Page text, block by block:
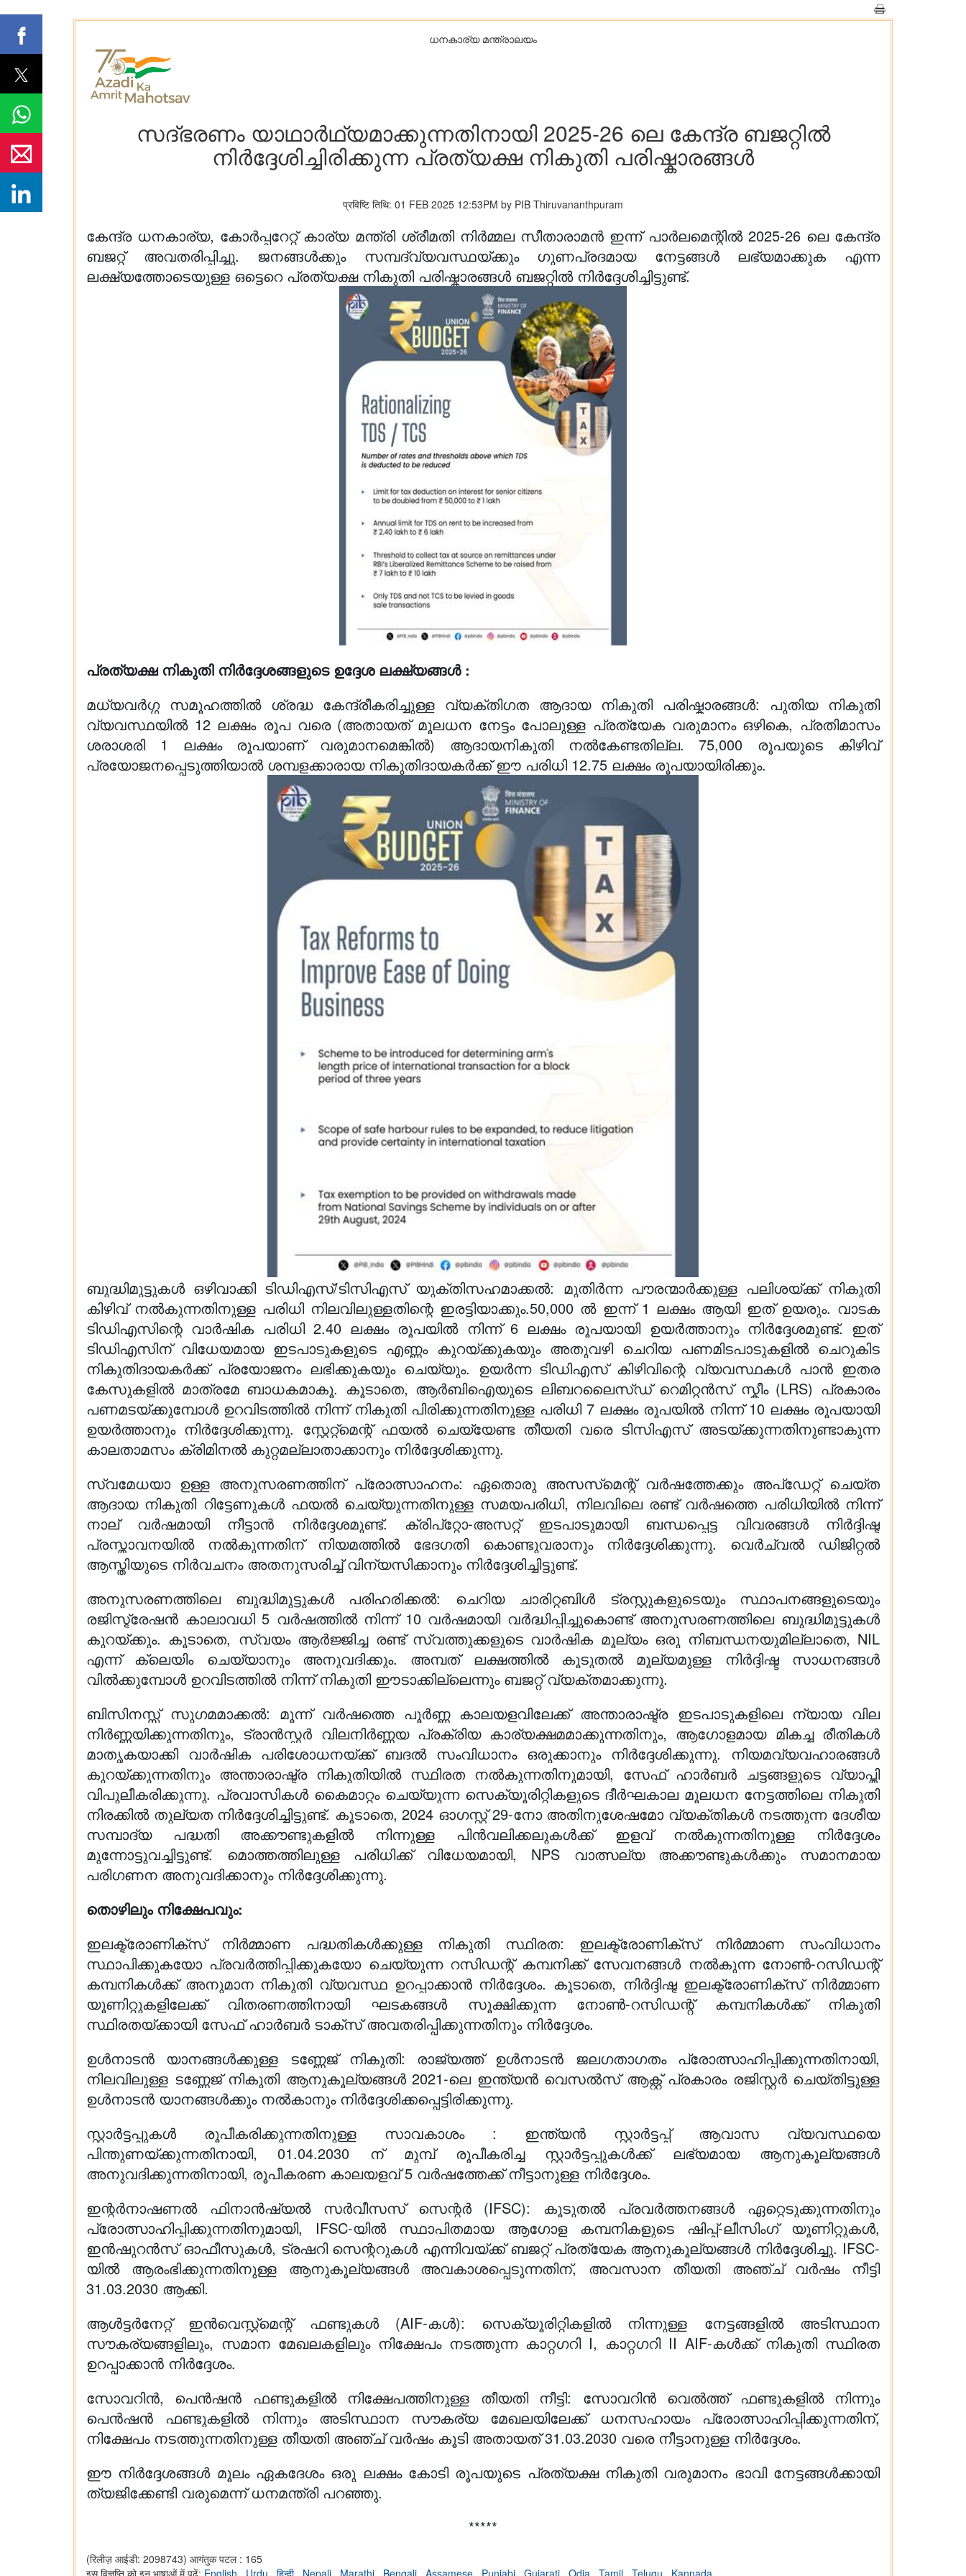
ധനകാര്യ മന്ത്രാലയം
സദ്ഭരണം യാഥാർഥ്യമാക്കുന്നതിനായി 2025-26 ലെ കേന്ദ്ര ബജറ്റിൽ
നിർദ്ദേശിച്ചിരിക്കുന്ന പ്രത്യക്ഷ നികുതി പരിഷ്കാരങ്ങൾ
प्रविष्टि तिथि: 01 FEB 2025 12:53PM by PIB Thiruvananthpuram
കേന്ദ്ര ധനകാര്യ, കോർപ്പറേറ്റ് കാര്യ മന്ത്രി ശ്രീമതി നിർമ്മല സീതാരാമൻ ഇന്ന് പാർലമെന്റിൽ 2025-26 ലെ കേന്ദ്ര
ബജറ്റ് അവതരിപ്പിച്ചു. ജനങ്ങൾക്കും സമ്പദ്‌വ്യവസ്ഥയ്ക്കും ഗുണപ്രദമായ നേട്ടങ്ങൾ ലഭ്യമാക്കുക എന്ന
ലക്ഷ്യത്തോടെയുള്ള ഒട്ടെറെ പ്രത്യക്ഷ നികുതി പരിഷ്കാരങ്ങൾ ബജറ്റിൽ നിർദ്ദേശിച്ചിട്ടുണ്ട്.
പ്രത്യക്ഷ നികുതി നിർദ്ദേശങ്ങളുടെ ഉദ്ദേശ ലക്ഷ്യങ്ങൾ :
മധ്യവർഗ്ഗ സമൂഹത്തിൽ ശ്രദ്ധ കേന്ദ്രീകരിച്ചുള്ള വ്യക്തിഗത ആദായ നികുതി പരിഷ്കാരങ്ങൾ: പുതിയ നികുതി
വ്യവസ്ഥയിൽ 12 ലക്ഷം രൂപ വരെ (അതായത് മൂലധന നേട്ടം പോലുള്ള പ്രത്യേക വരുമാനം ഒഴികെ, പ്രതിമാസം
ശരാശരി 1 ലക്ഷം രൂപയാണ് വരുമാനമെങ്കിൽ) ആദായനികുതി നൽകേണ്ടതില്ല. 75,000 രൂപയുടെ കിഴിവ്
പ്രയോജനപ്പെടുത്തിയാൽ ശമ്പളക്കാരായ നികുതിദായകർക്ക് ഈ പരിധി 12.75 ലക്ഷം രൂപയായിരിക്കും.
ബുദ്ധിമുട്ടുകൾ ഒഴിവാക്കി ടിഡിഎസ്/ടിസിഎസ് യുക്തിസഹമാക്കൽ: മുതിർന്ന പൗരന്മാർക്കുള്ള പലിശയ്ക്ക് നികുതി
കിഴിവ് നൽകുന്നതിനുള്ള പരിധി നിലവിലുള്ളതിന്റെ ഇരട്ടിയാക്കും.50,000 ൽ ഇന്ന് 1 ലക്ഷം ആയി ഇത് ഉയരും. വാടക
ടിഡിഎസിന്റെ വാർഷിക പരിധി 2.40 ലക്ഷം രൂപയിൽ നിന്ന് 6 ലക്ഷം രൂപയായി ഉയർത്താനും നിർദ്ദേശമുണ്ട്. ഇത്
ടിഡിഎസിന് വിധേയമായ ഇടപാടുകളുടെ എണ്ണം കുറയ്ക്കുകയും അതുവഴി ചെറിയ പണമിടപാടുകളിൽ ചെറുകിട
നികുതിദായകർക്ക് പ്രയോജനം ലഭിക്കുകയും ചെയ്യും. ഉയർന്ന ടിഡിഎസ് കിഴിവിന്റെ വ്യവസ്ഥകൾ പാൻ ഇതര
കേസുകളിൽ മാത്രമേ ബാധകമാകൂ. കൂടാതെ, ആർ‌ബി‌ഐയുടെ ലിബറലൈസ്ഡ് റെമിറ്റൻസ് സ്കീം (LRS) പ്രകാരം
പണമടയ്ക്കുമ്പോൾ ഉറവിടത്തിൽ നിന്ന് നികുതി പിരിക്കുന്നതിനുള്ള പരിധി 7 ലക്ഷം രൂപയിൽ നിന്ന് 10 ലക്ഷം രൂപയായി
ഉയർത്താനും നിർദ്ദേശിക്കുന്നു. സ്റ്റേറ്റ്‌മെന്റ് ഫയൽ ചെയ്യേണ്ട തീയതി വരെ ടിസിഎസ് അടയ്ക്കുന്നതിനുണ്ടാകുന്ന
കാലതാമസം ക്രിമിനൽ കുറ്റമല്ലാതാക്കാനും നിർദ്ദേശിക്കുന്നു.
സ്വമേധയാ ഉള്ള അനുസരണത്തിന് പ്രോത്സാഹനം: ഏതൊരു അസസ്‌മെന്റ് വർഷത്തേക്കും അപ്‌ഡേറ്റ് ചെയ്ത
ആദായ നികുതി റിട്ടേണുകൾ ഫയൽ ചെയ്യുന്നതിനുള്ള സമയപരിധി, നിലവിലെ രണ്ട് വർഷത്തെ പരിധിയിൽ നിന്ന്
നാല് വർഷമായി നീട്ടാൻ നിർദ്ദേശമുണ്ട്. ക്രിപ്‌റ്റോ-അസറ്റ് ഇടപാടുമായി ബന്ധപ്പെട്ട വിവരങ്ങൾ നിർദ്ദിഷ്ട
പ്രസ്താവനയിൽ നൽകുന്നതിന് നിയമത്തിൽ ഭേദഗതി കൊണ്ടുവരാനും നിർദ്ദേശിക്കുന്നു. വെർച്വൽ ഡിജിറ്റൽ
ആസ്തിയുടെ നിർവചനം അതനുസരിച്ച് വിന്യസിക്കാനും നിർദ്ദേശിച്ചിട്ടുണ്ട്.
അനുസരണത്തിലെ ബുദ്ധിമുട്ടുകൾ പരിഹരിക്കൽ: ചെറിയ ചാരിറ്റബിൾ ട്രസ്റ്റുകളുടെയും സ്ഥാപനങ്ങളുടെയും
രജിസ്ട്രേഷൻ കാലാവധി 5 വർഷത്തിൽ നിന്ന് 10 വർഷമായി വർദ്ധിപ്പിച്ചുകൊണ്ട് അനുസരണത്തിലെ ബുദ്ധിമുട്ടുകൾ
കുറയ്ക്കും. കൂടാതെ, സ്വയം ആർജ്ജിച്ച രണ്ട് സ്വത്തുക്കളുടെ വാർഷിക മൂല്യം ഒരു നിബന്ധനയുമില്ലാതെ, NIL
എന്ന് ക്ലെയിം ചെയ്യാനും അനുവദിക്കും. അമ്പത് ലക്ഷത്തിൽ കൂടുതൽ മൂല്യമുള്ള നിർദ്ദിഷ്ട സാധനങ്ങൾ
വിൽക്കുമ്പോൾ ഉറവിടത്തിൽ നിന്ന് നികുതി ഈടാക്കില്ലെന്നും ബജറ്റ് വ്യക്തമാക്കുന്നു.
ബിസിനസ്സ് സുഗമമാക്കൽ: മൂന്ന് വർഷത്തെ പൂർണ്ണ കാലയളവിലേക്ക് അന്താരാഷ്ട്ര ഇടപാടുകളിലെ ന്യായ വില
നിർണ്ണയിക്കുന്നതിനും, ട്രാൻസ്ഫർ വിലനിർണ്ണയ പ്രക്രിയ കാര്യക്ഷമമാക്കുന്നതിനും, ആഗോളമായ മികച്ച രീതികൾ
മാതൃകയാക്കി വാർഷിക പരിശോധനയ്ക്ക് ബദൽ സംവിധാനം ഒരുക്കാനും നിർദ്ദേശിക്കുന്നു. നിയമവ്യവഹാരങ്ങൾ
കുറയ്ക്കുന്നതിനും അന്താരാഷ്ട്ര നികുതിയിൽ സ്ഥിരത നൽകുന്നതിനുമായി, സേഫ് ഹാർബർ ചട്ടങ്ങളുടെ വ്യാപ്തി
വിപുലീകരിക്കുന്നു. പ്രവാസികൾ കൈമാറ്റം ചെയ്യുന്ന സെക്യൂരിറ്റികളുടെ ദീർഘകാല മൂലധന നേട്ടത്തിലെ നികുതി
നിരക്കിൽ തുല്യത നിർദ്ദേശിച്ചിട്ടുണ്ട്. കൂടാതെ, 2024 ഓഗസ്റ്റ് 29-നോ അതിനുശേഷമോ വ്യക്തികൾ നടത്തുന്ന ദേശീയ
സമ്പാദ്യ പദ്ധതി അക്കൗണ്ടുകളിൽ നിന്നുള്ള പിൻവലിക്കലുകൾക്ക് ഇളവ് നൽകുന്നതിനുള്ള നിർദ്ദേശം
മുന്നോട്ടുവച്ചിട്ടുണ്ട്. മൊത്തത്തിലുള്ള പരിധിക്ക് വിധേയമായി, NPS വാത്സല്യ അക്കൗണ്ടുകൾക്കും സമാനമായ
പരിഗണന അനുവദിക്കാനും നിർദ്ദേശിക്കുന്നു.
തൊഴിലും നിക്ഷേപവും:
ഇലക്ട്രോണിക്സ് നിർമ്മാണ പദ്ധതികൾക്കുള്ള നികുതി സ്ഥിരത: ഇലക്ട്രോണിക്സ് നിർമ്മാണ സംവിധാനം
സ്ഥാപിക്കുകയോ പ്രവർത്തിപ്പിക്കുകയോ ചെയ്യുന്ന റസിഡന്റ് കമ്പനിക്ക് സേവനങ്ങൾ നൽകുന്ന നോൺ-റസിഡന്റ്
കമ്പനികൾക്ക് അനുമാന നികുതി വ്യവസ്ഥ ഉറപ്പാക്കാൻ നിർദ്ദേശം. കൂടാതെ, നിർദ്ദിഷ്ട ഇലക്ട്രോണിക്സ് നിർമ്മാണ
യൂണിറ്റുകളിലേക്ക് വിതരണത്തിനായി ഘടകങ്ങൾ സൂക്ഷിക്കുന്ന നോൺ-റസിഡന്റ് കമ്പനികൾക്ക് നികുതി
സ്ഥിരതയ്ക്കായി സേഫ് ഹാർബർ ടാക്സ് അവതരിപ്പിക്കുന്നതിനും നിർദ്ദേശം.
ഉൾനാടൻ യാനങ്ങൾക്കുള്ള ടണ്ണേജ് നികുതി: രാജ്യത്ത് ഉൾനാടൻ ജലഗതാഗതം പ്രോത്സാഹിപ്പിക്കുന്നതിനായി,
നിലവിലുള്ള ടണ്ണേജ് നികുതി ആനുകൂല്യങ്ങൾ 2021-ലെ ഇന്ത്യൻ വെസൽസ് ആക്റ്റ് പ്രകാരം രജിസ്റ്റർ ചെയ്തിട്ടുള്ള
ഉൾനാടൻ യാനങ്ങൾക്കും നൽകാനും നിർദ്ദേശിക്കപ്പെട്ടിരിക്കുന്നു.
സ്റ്റാർട്ടപ്പുകൾ രൂപീകരിക്കുന്നതിനുള്ള സാവകാശം : ഇന്ത്യൻ സ്റ്റാർട്ടപ്പ് ആവാസ വ്യവസ്ഥയെ
പിന്തുണയ്ക്കുന്നതിനായി, 01.04.2030 ന് മുമ്പ് രൂപീകരിച്ച സ്റ്റാർട്ടപ്പുകൾക്ക് ലഭ്യമായ ആനുകൂല്യങ്ങൾ
അനുവദിക്കുന്നതിനായി, രൂപീകരണ കാലയളവ് 5 വർഷത്തേക്ക് നീട്ടാനുള്ള നിർദ്ദേശം.
ഇന്റർനാഷണൽ ഫിനാൻഷ്യൽ സർവീസസ് സെന്റർ (IFSC): കൂടുതൽ പ്രവർത്തനങ്ങൾ ഏറ്റെടുക്കുന്നതിനും
പ്രോത്സാഹിപ്പിക്കുന്നതിനുമായി, IFSC-യിൽ സ്ഥാപിതമായ ആഗോള കമ്പനികളുടെ ഷിപ്പ്-ലീസിംഗ് യൂണിറ്റുകൾ,
ഇൻഷുറൻസ് ഓഫീസുകൾ, ട്രഷറി സെന്ററുകൾ എന്നിവയ്ക്ക് ബജറ്റ് പ്രത്യേക ആനുകൂല്യങ്ങൾ നിർദ്ദേശിച്ചു. IFSC-
യിൽ ആരംഭിക്കുന്നതിനുള്ള ആനുകൂല്യങ്ങൾ അവകാശപ്പെടുന്നതിന്, അവസാന തീയതി അഞ്ച് വർഷം നീട്ടി
31.03.2030 ആക്കി.
ആൾട്ടർനേറ്റ് ഇൻവെസ്റ്റ്‌മെന്റ് ഫണ്ടുകൾ (AIF-കൾ): സെക്യൂരിറ്റികളിൽ നിന്നുള്ള നേട്ടങ്ങളിൽ അടിസ്ഥാന
സൗകര്യങ്ങളിലും, സമാന മേഖലകളിലും നിക്ഷേപം നടത്തുന്ന കാറ്റഗറി I, കാറ്റഗറി II AIF-കൾക്ക് നികുതി സ്ഥിരത
ഉറപ്പാക്കാൻ നിർദ്ദേശം.
സോവറിൻ, പെൻഷൻ ഫണ്ടുകളിൽ നിക്ഷേപത്തിനുള്ള തീയതി നീട്ടി: സോവറിൻ വെൽത്ത് ഫണ്ടുകളിൽ നിന്നും
പെൻഷൻ ഫണ്ടുകളിൽ നിന്നും അടിസ്ഥാന സൗകര്യ മേഖലയിലേക്ക് ധനസഹായം പ്രോത്സാഹിപ്പിക്കുന്നതിന്,
നിക്ഷേപം നടത്തുന്നതിനുള്ള തീയതി അഞ്ച് വർഷം കൂടി അതായത് 31.03.2030 വരെ നീട്ടാനുള്ള നിർദ്ദേശം.
ഈ നിർദ്ദേശങ്ങൾ മൂലം ഏകദേശം ഒരു ലക്ഷം കോടി രൂപയുടെ പ്രത്യക്ഷ നികുതി വരുമാനം ഭാവി നേട്ടങ്ങൾക്കായി
ത്യജിക്കേണ്ടി വരുമെന്ന് ധനമന്ത്രി പറഞ്ഞു.
*****
(रिलीज़ आईडी: 2098743) आगंतुक पटल : 165